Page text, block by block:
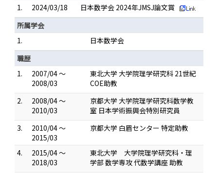
1.
2024/03/18
日本数学会 2024年JMSJ論文賞
所属学会
1.
日本数学会
職歴
1.
2007/04 ～
2008/03
東北大学 大学院理学研究科 21世紀
COE助教
2.
2008/04 ～
2010/03
京都大学 大学院理学研究科数学教
室 日本学術振興会特別研究員
3.
2010/04 ～
2015/03
京都大学 白眉センター 特定助教
4.
2015/04 ～
2018/03
東北大学 大学院理学研究科・理
学部 数学専攻 代数学講座 助教